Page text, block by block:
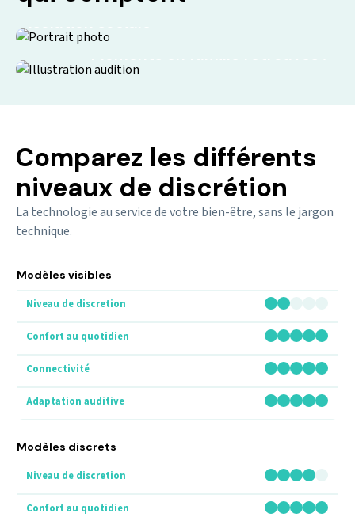
Comparez les différents
niveaux de discrétion
La technologie au service de votre bien-être, sans le jargon
technique.
Modèles visibles
Modèles discrets